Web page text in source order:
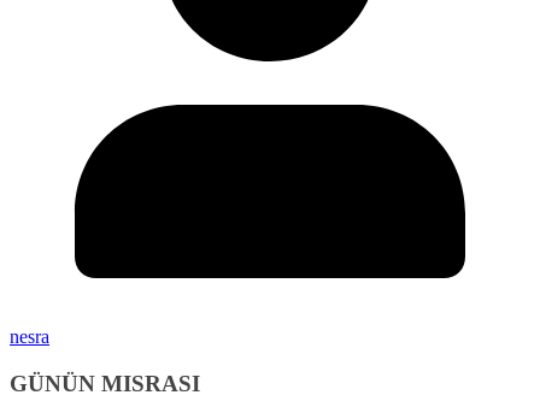
nesra
GÜNÜN MISRASI